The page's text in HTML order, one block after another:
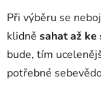
Při výběru se
klidně sahat až
bude, tím
potřebné